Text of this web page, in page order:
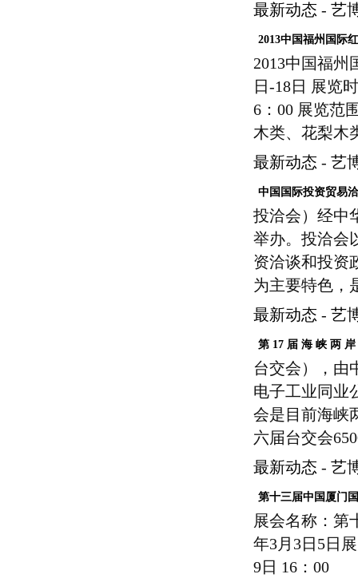
最新动态 - 艺
2013中国福州国际
2013中国福州
日-18日 展览
6：00 展览范
木类、花梨木
最新动态 - 艺
中国国际投资贸易
投洽会）经中
举办。投洽会
资洽谈和投资
为主要特色，
最新动态 - 艺
第 17 届 海 峡 两
台交会），由
电子工业同业
会是目前海峡
六届台交会
最新动态 - 艺
第十三届中国厦门
展会名称：第
年3月3日5日
9日 16：00